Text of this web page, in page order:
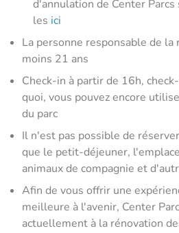
d'annulation de Center
les ici
La personne responsable de
moins 21 ans
Check-in à partir de 16h,
quoi, vous pouvez encore
du parc
Il n'est pas possible de
que le petit-déjeuner,
animaux de compagnie et
Afin de vous offrir une
meilleure à l'avenir, Center
actuellement à la rénovation